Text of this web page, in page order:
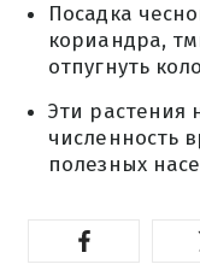
Посадка
кориандра,
отпугнуть
Эти растения
численность
полезных